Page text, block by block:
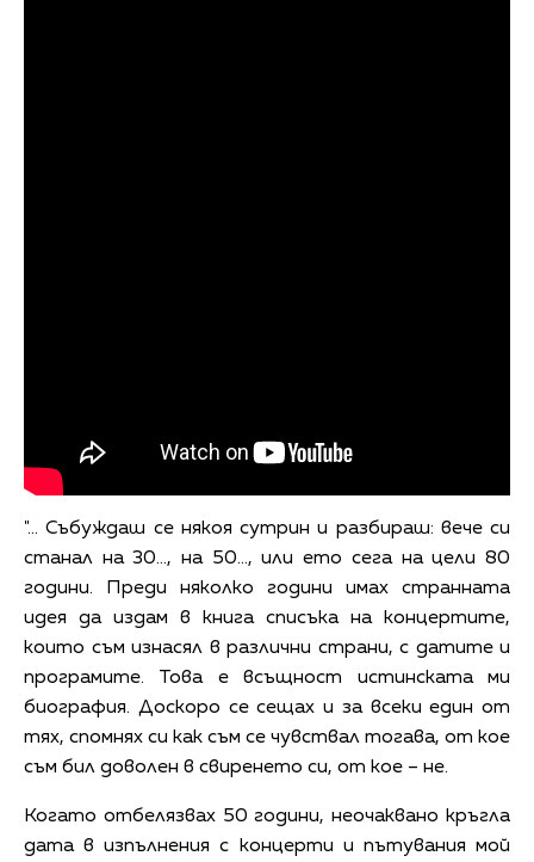
"… Събуждаш се някоя сутрин и разбираш: вече си
станал на 30…, на 50…, или ето сега на цели 80
години. Преди няколко години имах странната
идея да издам в книга списъка на концертите,
които съм изнасял в различни страни, с датите и
програмите. Това е всъщност истинската ми
биография. Доскоро се сещах и за всеки един от
тях, спомнях си как съм се чувствал тогава, от кое
съм бил доволен в свиренето си, от кое – не.
Когато отбелязвах 50 години, неочаквано кръгла
дата в изпълнения с концерти и пътувания мой